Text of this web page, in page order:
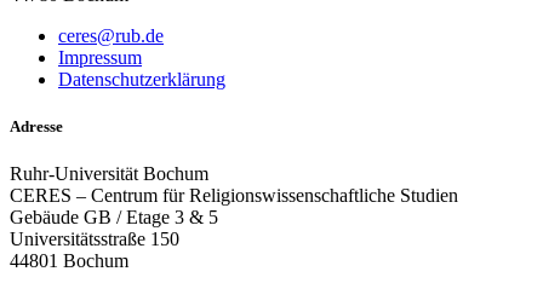
ceres@rub.de
Impressum
Datenschutzerklärung
Adresse
Ruhr-Universität Bochum
CERES – Centrum für Religionswissenschaftliche Studien
Gebäude GB / Etage 3 & 5
Universitätsstraße 150
44801 Bochum